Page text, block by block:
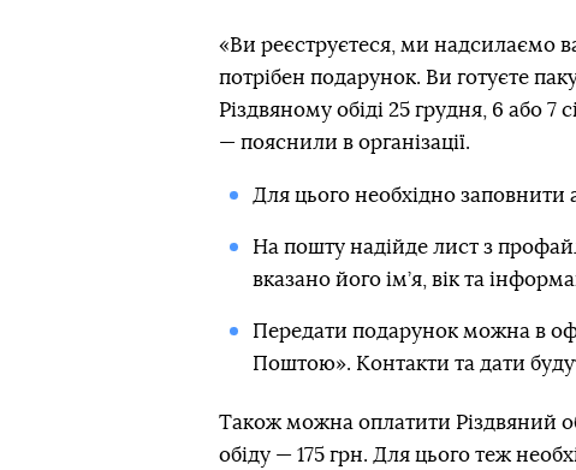
«Ви реєструєтеся, ми надсилаємо
потрібен подарунок. Ви готуєте
Різдвяному обіді 25 грудня, 6 або 7
— пояснили в організації.
Для цього необхідно заповнити
На пошту надійде лист з
вказано його ім’я, вік та
Передати подарунок можна в
Поштою». Контакти та дати
Також можна оплатити Різдвяний
обіду — 175 грн. Для цього теж